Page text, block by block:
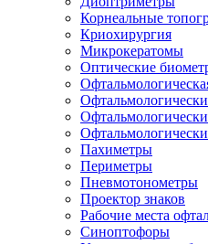
Корнеальные
Криохирургия
Микрокератомы
Оптические
Пахиметры
Периметры
Пневмотонометры
Проектор знаков
Рабочие места
Синоптофоры